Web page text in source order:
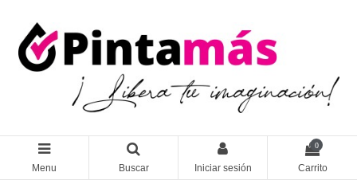
Menu Buscar Iniciar sesión
0
Carrito